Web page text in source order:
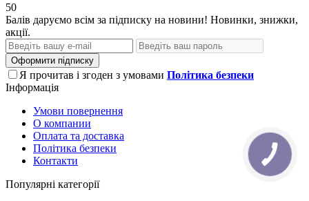
50
Балів даруємо всім за підписку на новини! Новинки, знижки,
акції.
Оформити підписку
Я прочитав і згоден з умовами Політика безпеки
Інформація
Умови повернення
О компании
Оплата та доставка
Політика безпеки
Контакти
Популярні категорії
КНОПКА
ЗВ'ЯЗКУ